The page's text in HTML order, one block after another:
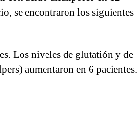
se encontraron los siguientes
Los niveles de glutatión y de
aumentaron en 6 pacientes.